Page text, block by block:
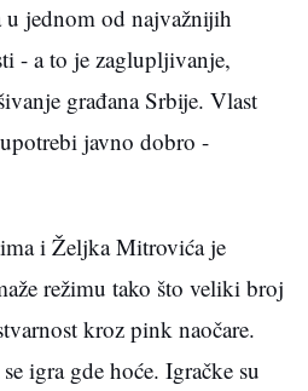
u jednom od najvažnijih
- a to je zaglupljivanje,
građana Srbije. Vlast
javno dobro -
i Željka Mitrovića je
režimu tako što veliki broj
kroz pink naočare.
igra gde hoće. Igračke su